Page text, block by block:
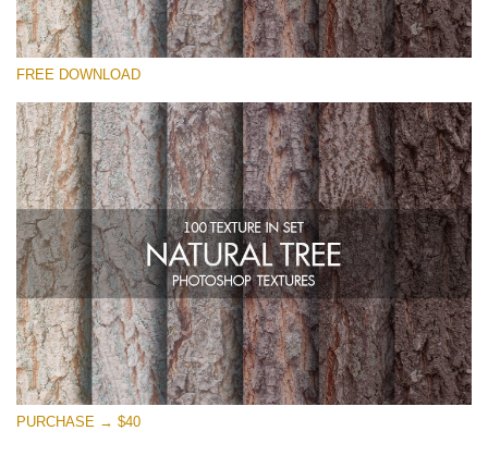
โปรดเลือก
Small 800*533px
Natural Tree
(100 Textures)
Large 6000*4000px
Entire Collection
(1783 Overlays)
Large 6000*4000px
ดาวน์โหลดฟรี
FREE DOWNLOAD
PURCHASE → $40